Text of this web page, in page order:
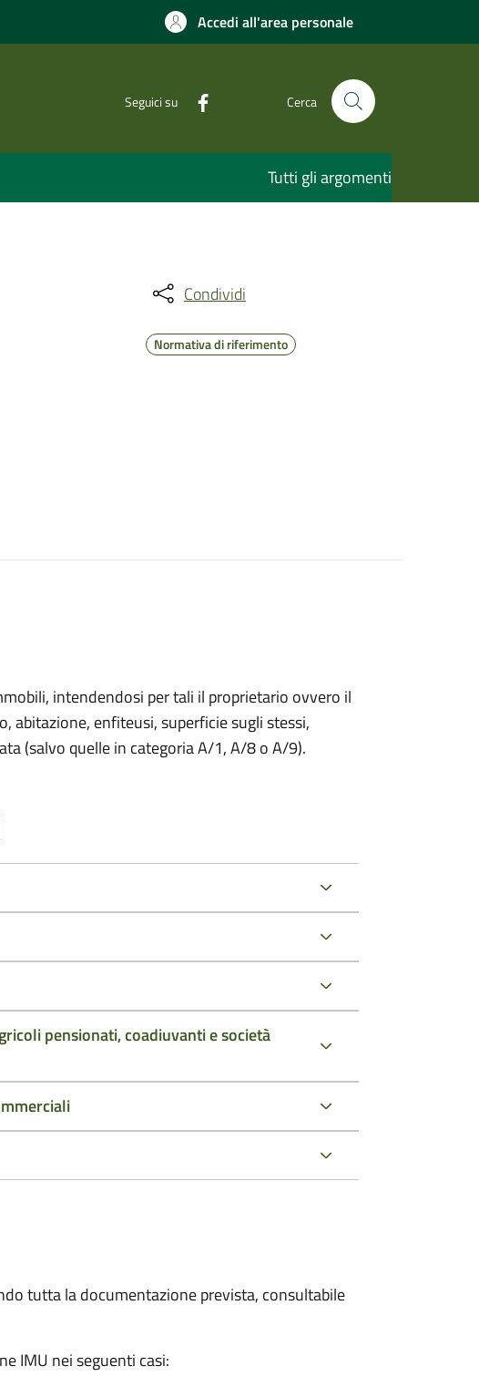
Accedi all'area personale
Seguici su Cerca
Tutti gli argomenti
Condividi
Normativa di riferimento
intendendosi per tali il proprietario ovvero il
enfiteusi, superficie sugli stessi,
(salvo quelle in categoria A/1, A/8 o A/9).
pensionati, coadiuvanti e società
tutta la documentazione prevista, consultabile
IMU nei seguenti casi: